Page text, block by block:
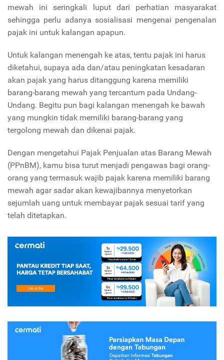
mewah ini seringkali luput dari perhatian masyarakat
sehingga perlu adanya sosialisasi mengenai pengenalan
pajak ini untuk kalangan apapun.
Untuk kalangan menengah ke atas, tentu pajak ini harus
diketahui, supaya ada dan/atau peningkatan kesadaran
akan pajak yang harus ditanggung karena memiliki
barang-barang mewah yang tercantum pada Undang-
Undang. Begitu pun bagi kalangan menengah ke bawah
yang mungkin tidak memiliki barang-barang yang
tergolong mewah dan dikenai pajak.
Dengan mengetahui Pajak Penjualan atas Barang Mewah
(PPnBM), kamu bisa turut menjadi pengawas bagi orang-
orang yang termasuk wajib pajak karena memiliki barang
mewah agar sadar akan kewajibannya menyetorkan
sejumlah uang untuk membayar pajak sesuai tarif yang
telah ditetapkan.